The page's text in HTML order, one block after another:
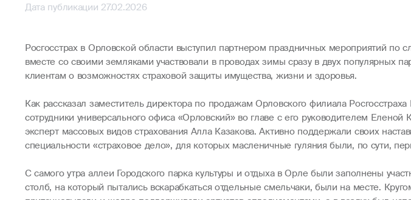
Дата публикации 27.02.2026
Росгосстрах в Орловской области выступил партнером праздничных мероприятий
вместе со своими земляками участвовали в проводах зимы сразу в двух популярных
клиентам о возможностях страховой защиты имущества, жизни и здоровья.
Как рассказал заместитель директора по продажам Орловского филиала
сотрудники универсального офиса «Орловский» во главе с его руководителем
эксперт массовых видов страхования Алла Казакова. Активно поддержали своих
специальности «страховое дело», для которых масленичные гуляния были, по сути,
С самого утра аллеи Городского парка культуры и отдыха в Орле были заполнены
столб, на который пытались вскарабкаться отдельные смельчаки, были на месте.